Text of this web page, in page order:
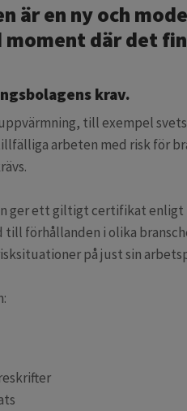
är en ny och
där det
krav.
till exempel
arbeten med risk för
ger ett giltigt certifikat enligt
förhållanden i olika
på just sin